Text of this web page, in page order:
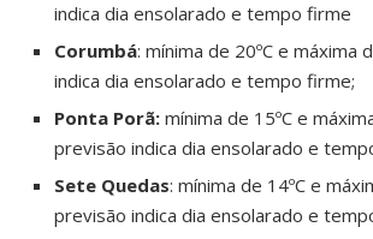
indica dia ensolarado e tempo firme
Corumbá: mínima de 20ºC e máxima
indica dia ensolarado e tempo firme;
Ponta Porã: mínima de 15ºC e
previsão indica dia ensolarado e
Sete Quedas: mínima de 14ºC e
previsão indica dia ensolarado e